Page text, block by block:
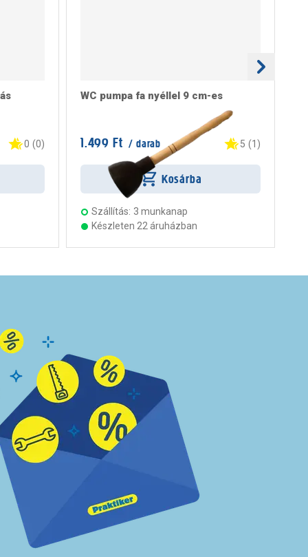
0 (0)
WC pumpa fa nyéllel 9 cm-es
1.499 Ft / darab 5 (1 )
Kosárba
Szállítás: 3 munkanap
Készleten 22 áruházban